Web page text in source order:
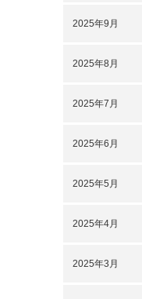
2025年9月
2025年8月
2025年7月
2025年6月
2025年5月
2025年4月
2025年3月